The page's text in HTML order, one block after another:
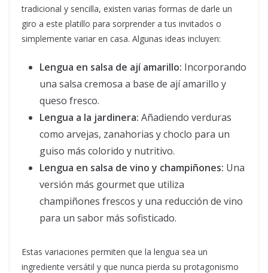
tradicional y sencilla, existen varias formas de darle un
giro a este platillo para sorprender a tus invitados o
simplemente variar en casa. Algunas ideas incluyen:
Lengua en salsa de ají amarillo: Incorporando
una salsa cremosa a base de ají amarillo y
queso fresco.
Lengua a la jardinera: Añadiendo verduras
como arvejas, zanahorias y choclo para un
guiso más colorido y nutritivo.
Lengua en salsa de vino y champiñones: Una
versión más gourmet que utiliza
champiñones frescos y una reducción de vino
para un sabor más sofisticado.
Estas variaciones permiten que la lengua sea un
ingrediente versátil y que nunca pierda su protagonismo